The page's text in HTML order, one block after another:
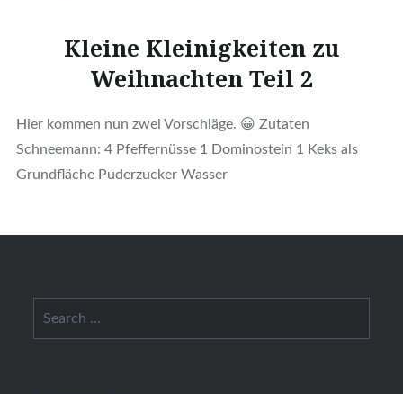
Kleine Kleinigkeiten zu
Weihnachten Teil 2
Hier kommen nun zwei Vorschläge. 😀 Zutaten
Schneemann: 4 Pfeffernüsse 1 Dominostein 1 Keks als
Grundfläche Puderzucker Wasser